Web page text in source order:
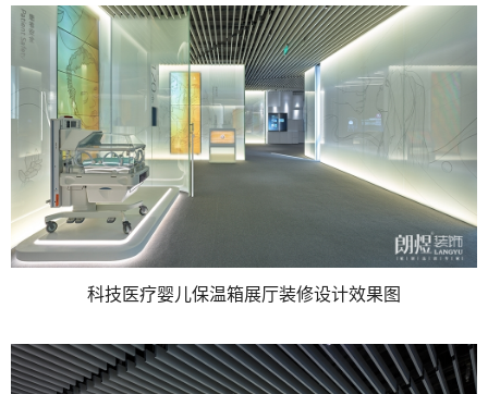
科技医疗婴儿保温箱展厅装修设计效果图